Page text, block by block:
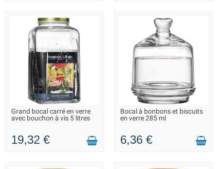
EN STOCK DANS 7 JOURS -
VOUS POUVEZ COMMANDER
Grand bocal carré en verre
avec bouchon à vis 5 litres
19,32 €
LIVRAISON 2 À 3 JOURS
Bocal à bonbons et biscuits
en verre 285 ml
6,36 €